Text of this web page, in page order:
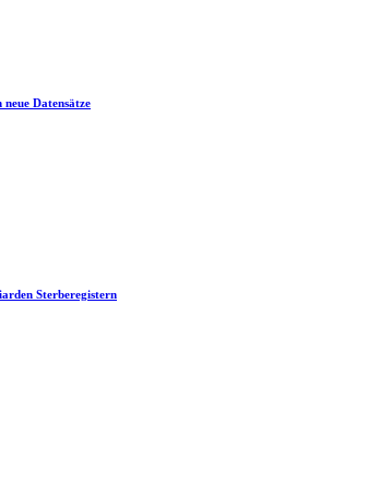
Datensätze
Sterberegistern